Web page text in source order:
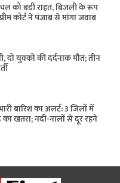
को बड़ी राहत, बिजली के रूप
कोर्ट ने पंजाब से मांगा जवाब
दो युवकों की दर्दनाक मौत; तीन
बारिश का अलर्ट: 3 जिलों में
खतरा; नदी-नालों से दूर रहने